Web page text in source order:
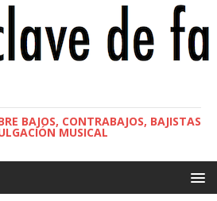
BAJOS, CONTRABAJOS, BAJISTAS
MUSICAL